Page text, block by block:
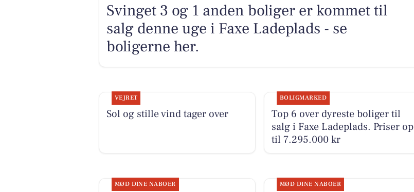
Svinget 3 og 1 anden boliger er kommet til
salg denne uge i Faxe Ladeplads - se
boligerne her.
VEJRET
Sol og stille vind tager over
BOLIGMARKED
Top 6 over dyreste boliger til
salg i Faxe Ladeplads. Priser op
til 7.295.000 kr
MØD DINE NABOER MØD DINE NABOER